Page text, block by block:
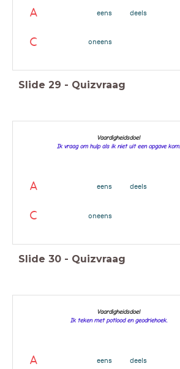
A eens deels
C oneens
Slide 29 - Quizvraag
Vaardigheidsdoel
Ik vraag om hulp als ik niet uit een opgave kom.
A eens deels
C oneens
Slide 30 - Quizvraag
Vaardigheidsdoel
Ik teken met potlood en geodriehoek.
A eens deels